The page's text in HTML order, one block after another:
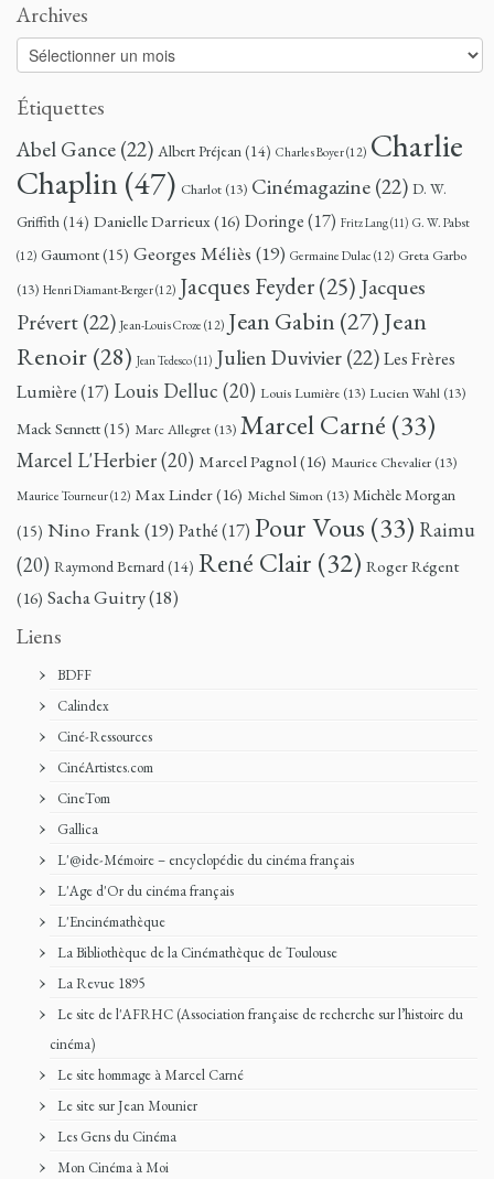
Archives
Archives
Étiquettes
Abel Gance(22) Albert Préjean(14) Charles Boyer(12) Charlie
Chaplin(47) Charlot (13) Cinémagazine(22) D. W.
Griffith(14) Danielle Darrieux(16) Doringe(17) Fritz Lang(11) G. W. Pabst
(12) Gaumont(15) Georges Méliès (19) Germaine Dulac (12) Greta Garbo
(13) Henri Diamant-Berger(12) Jacques Feyder(25) Jacques
Prévert(22) Jean-Louis Croze (12) Jean Gabin (27) Jean
Renoir (28) Jean Tedesco(11) Julien Duvivier(22)Les Frères
Lumière(17) Louis Delluc (20) Louis Lumière (13) Lucien Wahl (13)
Mack Sennett(15) Marc Allegret (13) Marcel Carné (33)
Marcel L'Herbier(20) Marcel Pagnol(16) Maurice Chevalier (13)
Maurice Tourneur(12) Max Linder(16) Michel Simon (13) Michèle Morgan
(15) Nino Frank(19) Pathé(17) Pour Vous (33) Raimu
(20) Raymond Bernard(14) René Clair (32) Roger Régent
(16) Sacha Guitry(18)
Liens
BDFF
Calindex
Ciné-Ressources
CinéArtistes.com
CineTom
Gallica
L'@ide-Mémoire – encyclopédie du cinéma français
L'Age d'Or du cinéma français
L'Encinémathèque
La Bibliothèque de la Cinémathèque de Toulouse
La Revue 1895
Le site de l'AFRHC (Association française de recherche sur l’histoire du
cinéma)
Le site hommage à Marcel Carné
Le site sur Jean Mounier
Les Gens du Cinéma
Mon Cinéma à Moi